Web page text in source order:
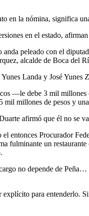
en la nómina, significa
en el estado,
peleado con el
alcalde de Boca del
Landa y José Yunes
—le debe 3 mil
millones de pesos y
afirmó que él no se
entonces Procurador
fulminante un
no depende de
para entenderlo.